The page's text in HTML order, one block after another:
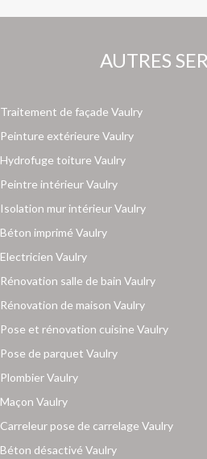
AUTRES
Traitement de façade Vaulry
Peinture extérieure Vaulry
Hydrofuge toiture Vaulry
Peintre intérieur Vaulry
Isolation mur intérieur Vaulry
Béton imprimé Vaulry
Electricien Vaulry
Rénovation salle de bain Vaulry
Rénovation de maison Vaulry
Pose et rénovation cuisine Vaulry
Pose de parquet Vaulry
Plombier Vaulry
Maçon Vaulry
Carreleur pose de carrelage Vaulry
Béton désactivé Vaulry